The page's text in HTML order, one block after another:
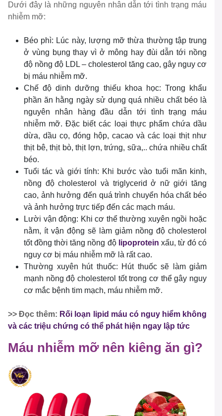
Dưới đây là những nguyên nhân dẫn tới tình trạng máu
nhiễm mỡ:
Béo phì: Lúc này, lượng mỡ thừa thường tập trung
ở vùng bụng thay vì ở mông hay đùi dẫn tới nồng
độ nồng độ LDL – cholesterol tăng cao, gây nguy cơ
bị máu nhiễm mỡ.
Chế độ dinh dưỡng thiếu khoa học: Trong khẩu
phần ăn hằng ngày sử dụng quá nhiều chất béo là
nguyên nhân hàng đầu dẫn tới tình trạng máu
nhiễm mỡ. Đặc biết các loại thực phẩm chứa dầu
dừa, dầu cọ, đóng hộp, cacao và các loại thịt như
thịt bê, thịt bò, thịt lợn, trứng, sữa,.. chứa nhiều chất
béo.
Tuổi tác và giới tính: Khi bước vào tuổi mãn kinh,
nồng độ cholesterol và triglycerid ở nữ giới tăng
cao, ảnh hưởng đến quá trình chuyển hóa chất béo
và ảnh hưởng trực tiếp đến các mạch máu.
Lười vận động: Khi cơ thể thường xuyên ngồi hoặc
nằm, ít vận động sẽ làm giảm nồng độ cholesterol
tốt đồng thời tăng nồng độ lipoprotein xấu, từ đó có
nguy cơ bị máu nhiễm mỡ là rất cao.
Thường xuyên hút thuốc: Hút thuốc sẽ làm giảm
mạnh nồng độ cholesterol tốt trong cơ thể gây nguy
cơ mắc bệnh tim mạch, máu nhiễm mỡ.
>> Đọc thêm: Rối loạn lipid máu có nguy hiểm không
và các triệu chứng có thể phát hiện ngay lập tức
Máu nhiễm mỡ nên kiêng ăn gì?